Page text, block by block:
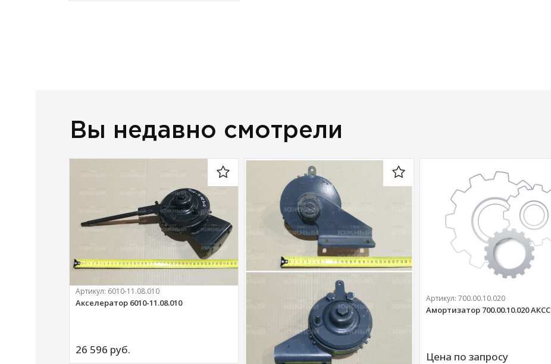
Вы недавно смотрели
Артикул: 6010-11.08.010
Акселератор 6010-11.08.010
26 596 руб.
Артикул:700.00.10.020
Амортизатор 700.00.10.020
Цена по запросу